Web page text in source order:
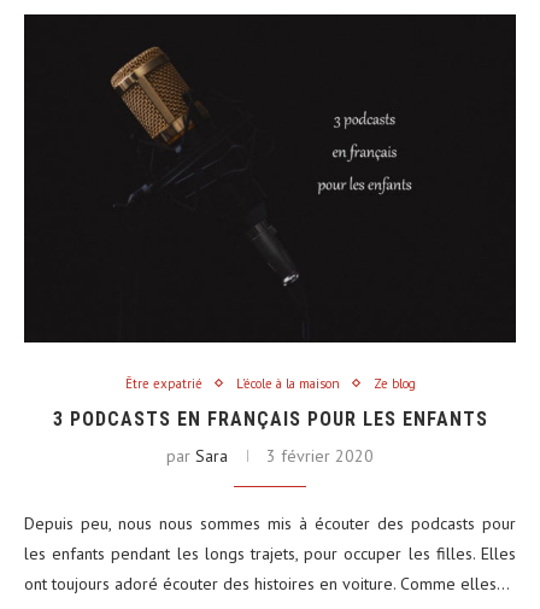
Être expatrié L'école à la maison Ze blog
3 PODCASTS EN FRANÇAIS POUR LES ENFANTS
par Sara 3 février 2020
Depuis peu, nous nous sommes mis à écouter des podcasts pour
les enfants pendant les longs trajets, pour occuper les filles. Elles
ont toujours adoré écouter des histoires en voiture. Comme elles…